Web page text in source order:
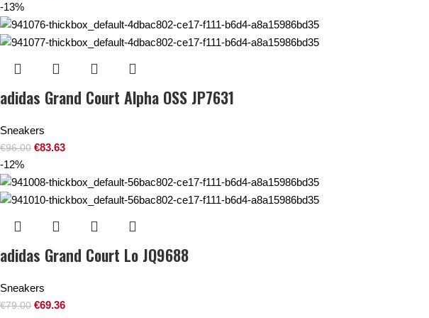
-13%
adidas Grand Court Alpha OSS JP7631
Sneakers
€96.00 €83.63
-12%
adidas Grand Court Lo JQ9688
Sneakers
€79.00 €69.36